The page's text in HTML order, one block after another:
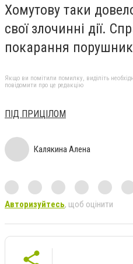
Хомутову таки
свої злочинні дії.
покарання
Якщо ви помітили помилку, виділіть
повідомити про це редакцію
ПІД ПРИЦІЛОМ
Калякина Алена
Авторизуйтесь, щоб оцінити